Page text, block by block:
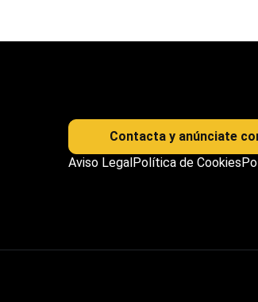
Contacta y anúnciate
Aviso Legal Política de Cookies